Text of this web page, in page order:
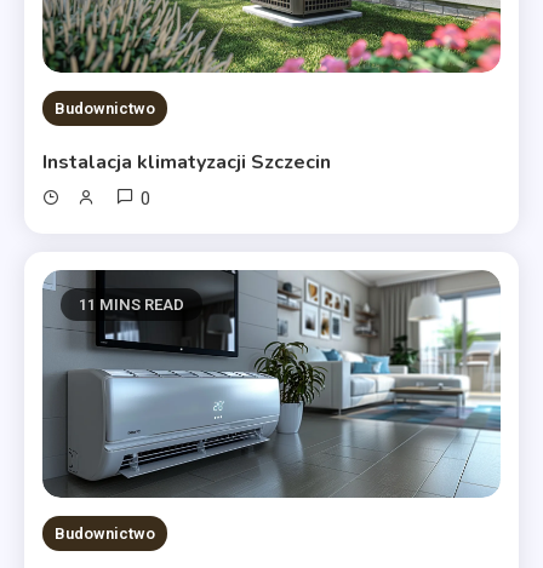
Budownictwo
Instalacja klimatyzacji Szczecin
0
11 MINS READ
Budownictwo